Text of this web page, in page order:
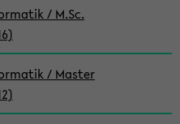
/ M.Sc.
/ Master